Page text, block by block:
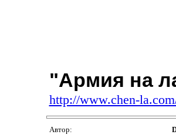
"Армия на
http://www.chen-
Автор: